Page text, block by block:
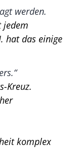
werden.
jedem
hat das einige
Kreuz.
komplex